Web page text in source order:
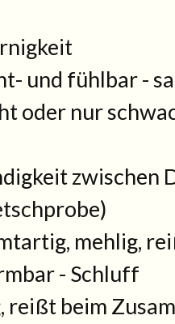
und fühlbar -
oder nur
zwischen
mehlig,
- Schluff
reißt beim